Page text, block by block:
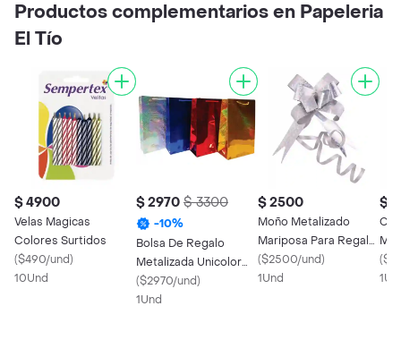
Productos complementarios en Papeleria
El Tío
$ 4900
Velas Magicas
Colores Surtidos
($490/und)
10Und
$ 2970 $ 3300
-10%
Bolsa De Regalo
Metalizada Unicolor
Pequeña 14 X 11 Ref.
045b
($2970/und)
1Und
$ 2500
Moño Metalizado
Mariposa Para Regalo
Plateado
($2500/und)
1Und
$
(